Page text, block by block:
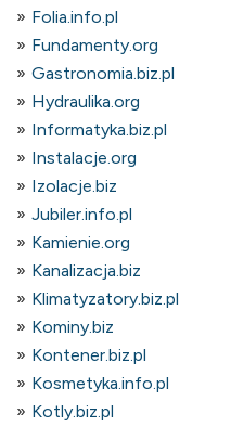
Folia.info.pl
Fundamenty.org
Gastronomia.biz.pl
Hydraulika.org
Informatyka.biz.pl
Instalacje.org
Izolacje.biz
Jubiler.info.pl
Kamienie.org
Kanalizacja.biz
Klimatyzatory.biz.pl
Kominy.biz
Kontener.biz.pl
Kosmetyka.info.pl
Kotly.biz.pl